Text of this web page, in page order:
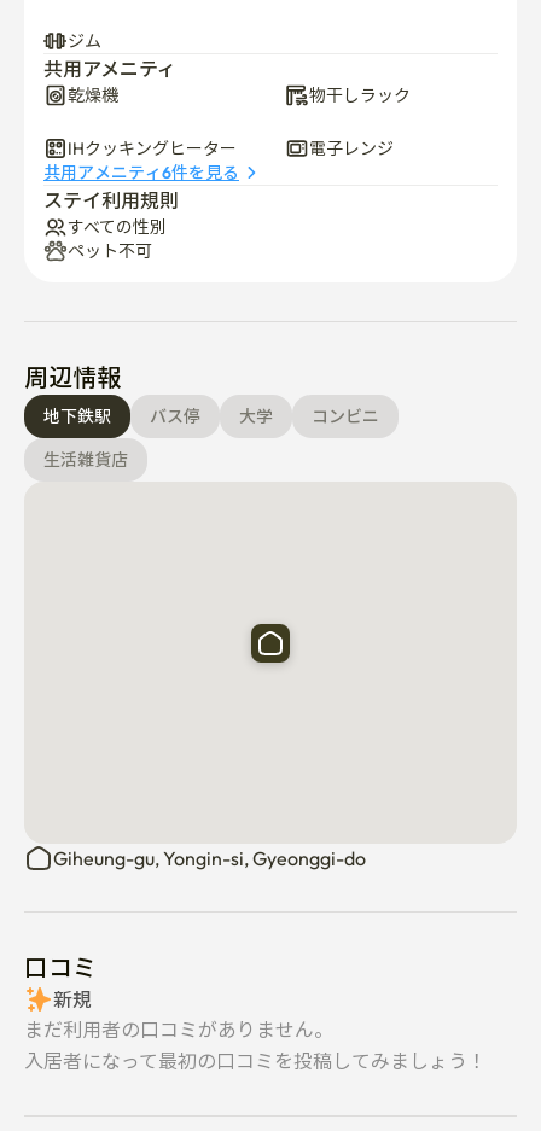
ご飯とラーメンが無料で提供され、日常生活がさらに便
利になります。
ジム
共用アメニティ
乾燥機 物干しラック
IHクッキングヒーター
電子レンジ
共用アメニティ6件を見る
ステイ利用規則
すべての性別
ペット不可
周辺情報
地下鉄駅 バス停 大学
コンビニ
生活雑貨店
Giheung-gu, Yongin-si, Gyeonggi-do
口コミ
新規
まだ利用者の口コミがありません。
入居者になって最初の口コミを投稿してみましょう！